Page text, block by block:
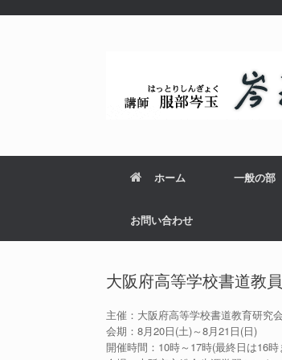
ホーム
一般の部
お問い合わせ
大阪府高等学校書道教
主催：大阪府高等学校書道教育研究会
会期：8月20日(土)～8月21日(日)
開催時間：10時～17時(最終日は16時